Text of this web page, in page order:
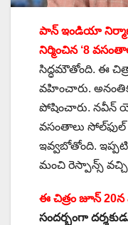
పాన్ ఇండియా నిర్మాణ
నిర్మించిన ‘8
సిద్ధమౌతోంది. ఈ
వహించారు.
పోషించారు. నవీన్
వసంతాలు
ఇవ్వబోతోంది.
మంచి రెస్పాన్స్
ఈ చిత్రం జూన్ 20న
సందర్భంగా